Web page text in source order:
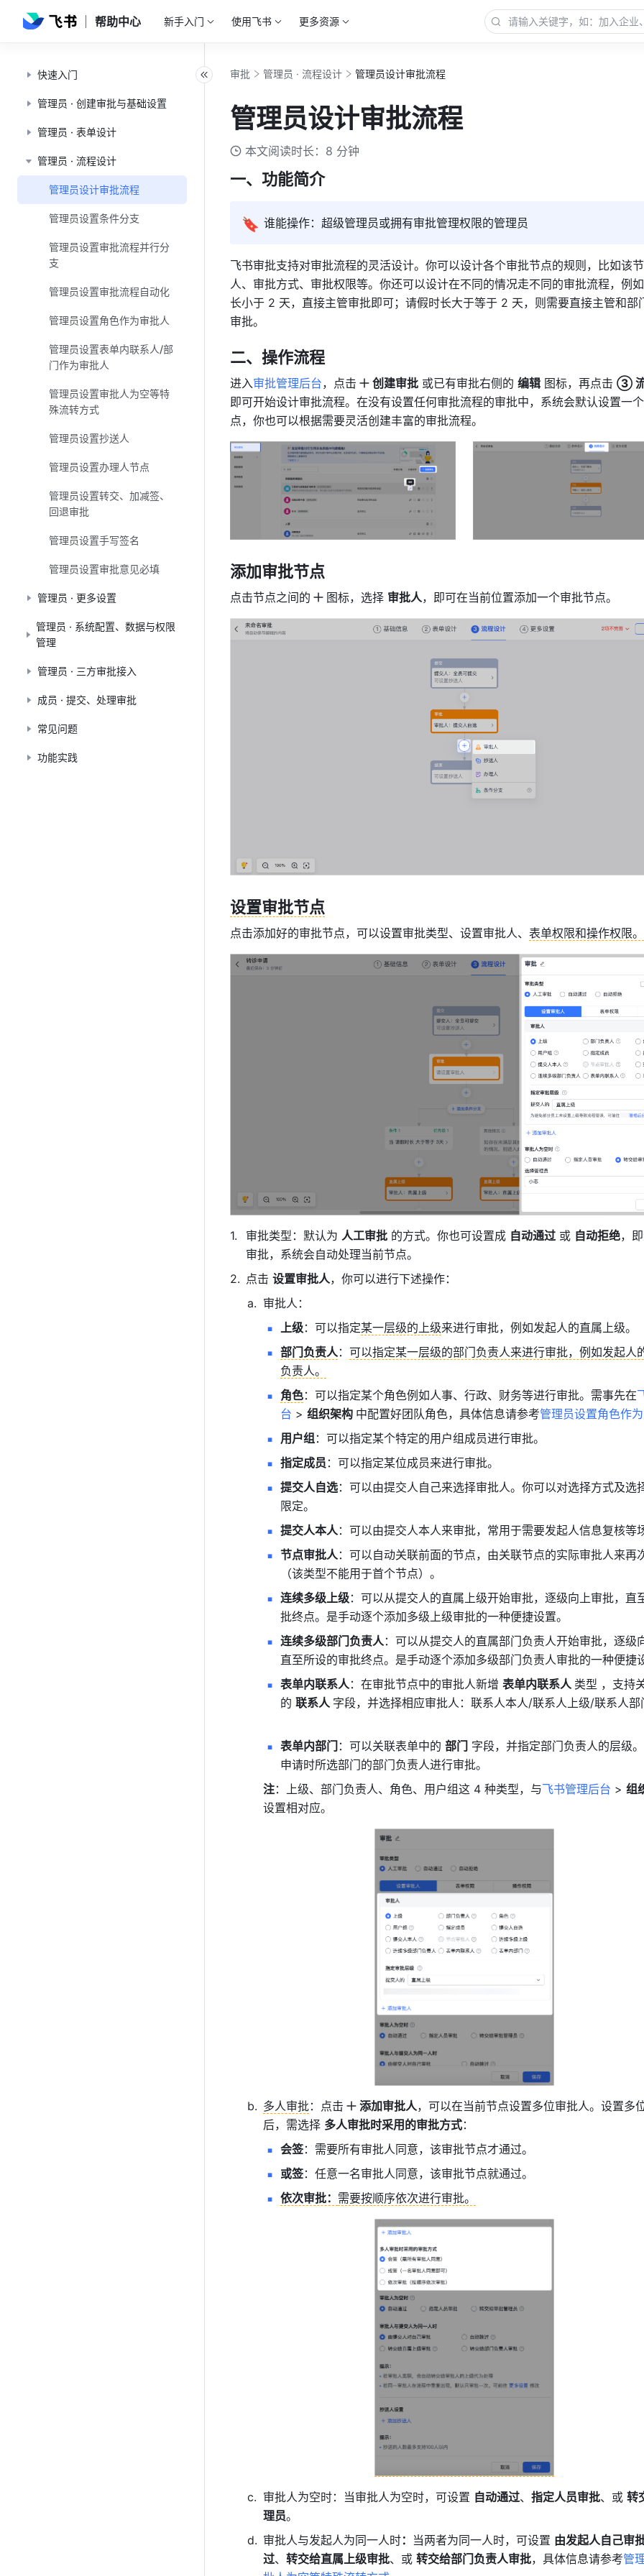
帮助中心 新手入门 使用飞书 更多资源
快速入门
管理员 · 创建审批与基础设置
管理员 · 表单设计
管理员 · 流程设计
管理员设计审批流程
管理员设置条件分支
管理员设置审批流程并行分
支
管理员设置审批流程自动化
管理员设置角色作为审批人
管理员设置表单内联系人/部
门作为审批人
管理员设置审批人为空等特
殊流转方式
管理员设置抄送人
管理员设置办理人节点
管理员设置转交、加减签、
回退审批
管理员设置手写签名
管理员设置审批意见必填
管理员 · 更多设置
管理员 · 系统配置、数据与权限
管理
管理员 · 三方审批接入
成员 · 提交、处理审批
常见问题
功能实践
审批 管理员 · 流程设计 管理员设计审批流程
管理员设计审批流程
本文阅读时长：8 分钟
一、功能简介
🔖 谁能操作：超级管理员或拥有审批管理权限的管理员
飞书审批支持对审批流程的灵活设计。你可以设计各个审批节点的规则，比如该
人、审批方式、审批权限等。你还可以设计在不同的情况走不同的审批流程，例
长小于 2 天，直接主管审批即可；请假时长大于等于 2 天，则需要直接主管和部
审批。
二、操作流程
进入审批管理后台，点击 创建审批 或已有审批右侧的 编辑 图标，再点击 ③ 流
即可开始设计审批流程。在没有设置任何审批流程的审批中，系统会默认设置一
点，你也可以根据需要灵活创建丰富的审批流程。
添加审批节点
点击节点之间的 图标，选择 审批人，即可在当前位置添加一个审批节点。
设置审批节点
点击添加好的审批节点，可以设置审批类型、设置审批人、 表单权限和操作权限。
审批类型：默认为 人工审批 的方式。你也可设置成 自动通过 或 自动拒绝，
审批，系统会自动处理当前节点。
点击 设置审批人，你可以进行下述操作：
审批人：
上级：可以指定某一层级的上级来进行审批，例如发起人的直属上级。
部门负责人： 可以指定某一层级的部门负责人来进行审批，例如发起人
负责人。
角色：可以指定某个角色例如人事、行政、财务等进行审批。需事先在
台 > 组织架构 中配置好团队角色，具体信息请参考管理员设置角色作
用户组：可以指定某个特定的用户组成员进行审批。
指定成员 ：可以指定某位成员来进行审批。
提交人自选：可以由提交人自己来选择审批人。你可以对选择方式及选
限定。
提交人本人：可以由提交人本人来审批，常用于需要发起人信息复核等
节点审批人：可以自动关联前面的节点，由关联节点的实际审批人来再
（该类型不能用于首个节点）。
连续多级上级：可以从提交人的直属上级开始审批，逐级向上审批，直
批终点。是手动逐个添加多级上级审批的一种便捷设置。
连续多级部门负责人：可以从提交人的直属部门负责人开始审批，逐级
直至所设的审批终点。是手动逐个添加多级部门负责人审批的一种便捷
表单内联系人：在审批节点中的审批人新增 表单内联系人 类型 ，支持
的 联系人
表单内部门 ：可以关联表单中的 部门 字段，并指定部门负责人的层级
申请时所选部门的部门负责人进行审批。
注：上级、部门负责人、角色、用户组这 4 种类型，与飞书管理后台 > 组
设置相对应。
多人审批：点击 添加审批人，可以在当前节点设置多位审批人。设置多
后，需选择 多人审批时采用的审批方式：
会签：需要所有审批人同意，该审批节点才通过。
或签：任意一名审批人同意，该审批节点就通过。
依次审批： 需要按顺序依次进行审批。
审批人为空时：当审批人为空时，可设置 自动通过、 指定人员审批、或 转
理员。
审批人与发起人为同一人时： 当两者为同一人时，可设置 由发起人自己审
过、 转交给直属上级审批、或 转交给部门负责人审批，具体信息请参考管